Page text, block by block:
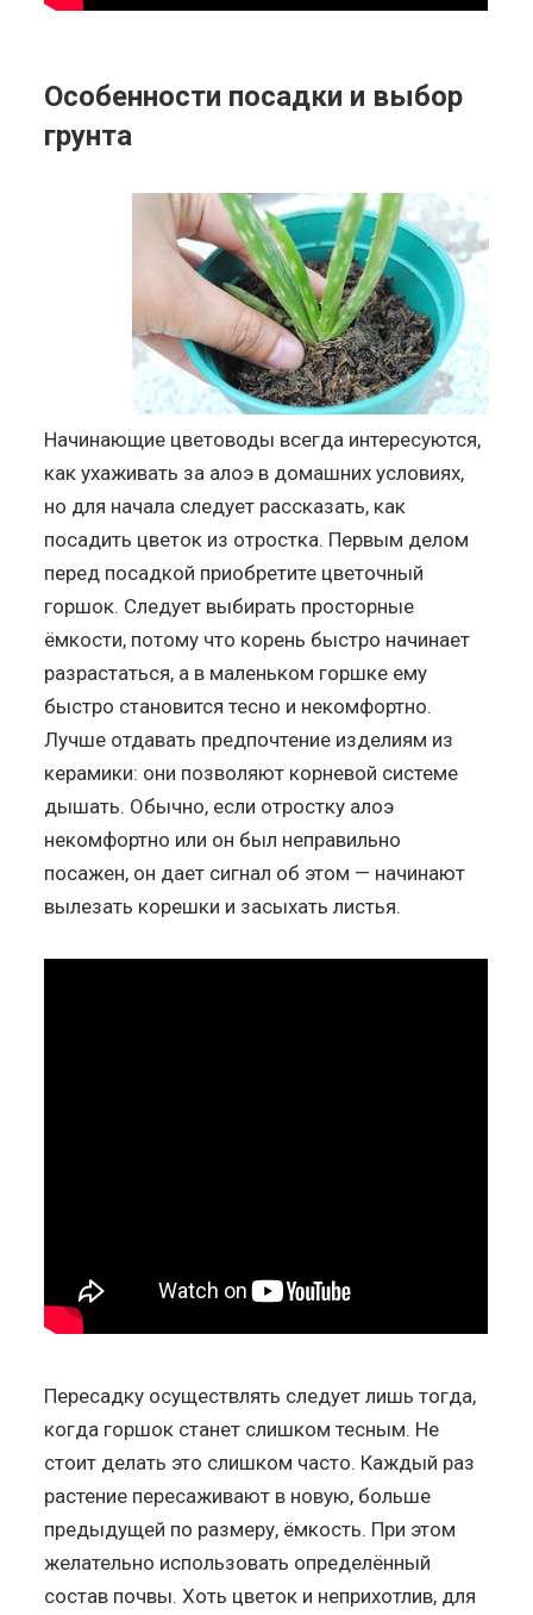
Особенности посадки и выбор
грунта
Начинающие цветоводы всегда интересуются,
как ухаживать за алоэ в домашних условиях,
но для начала следует рассказать, как
посадить цветок из отростка. Первым делом
перед посадкой приобретите цветочный
горшок. Следует выбирать просторные
ёмкости, потому что корень быстро начинает
разрастаться, а в маленьком горшке ему
быстро становится тесно и некомфортно.
Лучше отдавать предпочтение изделиям из
керамики: они позволяют корневой системе
дышать. Обычно, если отростку алоэ
некомфортно или он был неправильно
посажен, он дает сигнал об этом — начинают
вылезать корешки и засыхать листья.
Пересадку осуществлять следует лишь тогда,
когда горшок станет слишком тесным. Не
стоит делать это слишком часто. Каждый раз
растение пересаживают в новую, больше
предыдущей по размеру, ёмкость. При этом
желательно использовать определённый
состав почвы. Хоть цветок и неприхотлив, для